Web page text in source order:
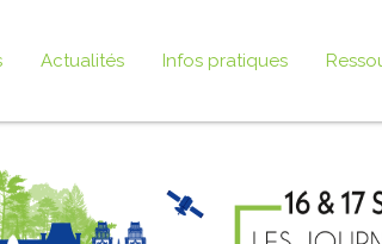
Actualités Infos pratiques